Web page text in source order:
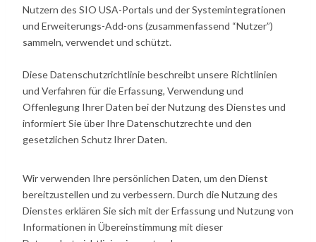
Nutzern des SIO USA-Portals und der Systemintegrationen
und Erweiterungs-Add-ons (zusammenfassend “Nutzer”)
sammeln, verwendet und schützt.
Diese Datenschutzrichtlinie beschreibt unsere Richtlinien
und Verfahren für die Erfassung, Verwendung und
Offenlegung Ihrer Daten bei der Nutzung des Dienstes und
informiert Sie über Ihre Datenschutzrechte und den
gesetzlichen Schutz Ihrer Daten.
Wir verwenden Ihre persönlichen Daten, um den Dienst
bereitzustellen und zu verbessern. Durch die Nutzung des
Dienstes erklären Sie sich mit der Erfassung und Nutzung von
Informationen in Übereinstimmung mit dieser